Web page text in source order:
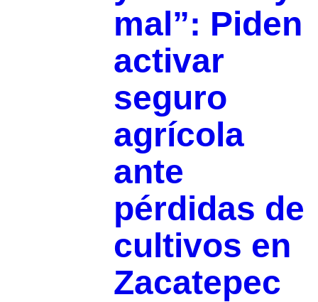
mal”: Piden
activar
seguro
agrícola
ante
pérdidas de
cultivos en
Zacatepec